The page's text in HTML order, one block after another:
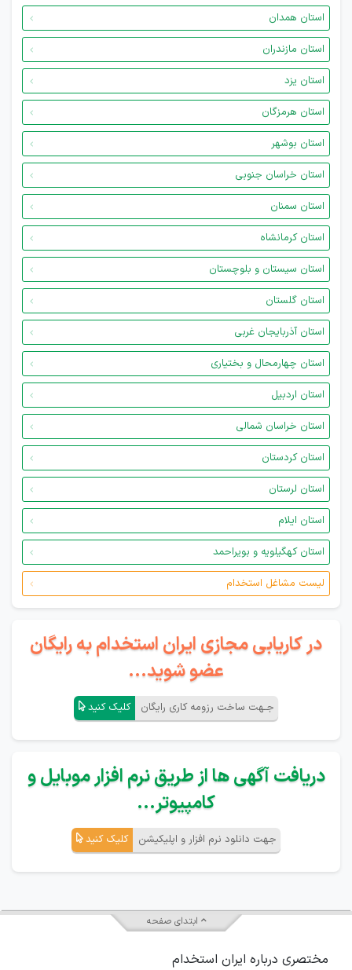
استان همدان
استان مازندران
استان یزد
استان هرمزگان
استان بوشهر
استان خراسان جنوبی
استان سمنان
استان کرمانشاه
استان سیستان و بلوچستان
استان گلستان
استان آذربایجان غربی
استان چهارمحال و بختیاری
استان اردبیل
استان خراسان شمالی
استان کردستان
استان لرستان
استان ایلام
استان کهگیلویه و بویراحمد
لیست مشاغل استخدام
در کاریابی مجازی ایران استخدام به رایگان
عضو شوید...
جـهت ساخت رزومه کاری رایگان کلیک کنید
دریافت آگهی ها از طریق نرم افزار موبایل و
کامپیوتر...
جهت دانلود نرم افزار و اپلیکیشن کلیک کنید
ابتدای صفحه
مختصری درباره ایران استخدام